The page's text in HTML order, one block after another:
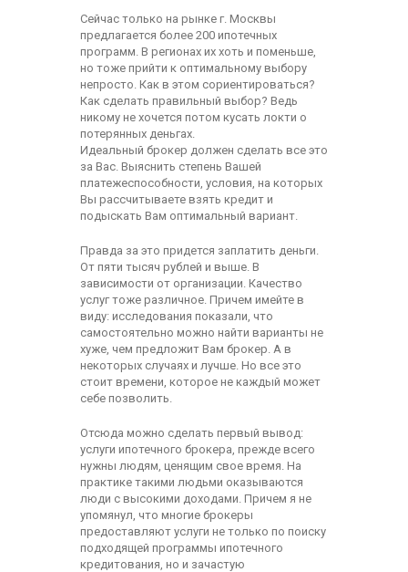
Сейчас только на рынке г. Москвы
предлагается более 200 ипотечных
программ. В регионах их хоть и поменьше,
но тоже прийти к оптимальному выбору
непросто. Как в этом сориентироваться?
Как сделать правильный выбор? Ведь
никому не хочется потом кусать локти о
потерянных деньгах.
Идеальный брокер должен сделать все это
за Вас. Выяснить степень Вашей
платежеспособности, условия, на которых
Вы рассчитываете взять кредит и
подыскать Вам оптимальный вариант.
Правда за это придется заплатить деньги.
От пяти тысяч рублей и выше. В
зависимости от организации. Качество
услуг тоже различное. Причем имейте в
виду: исследования показали, что
самостоятельно можно найти варианты не
хуже, чем предложит Вам брокер. А в
некоторых случаях и лучше. Но все это
стоит времени, которое не каждый может
себе позволить.
Отсюда можно сделать первый вывод:
услуги ипотечного брокера, прежде всего
нужны людям, ценящим свое время. На
практике такими людьми оказываются
люди с высокими доходами. Причем я не
упомянул, что многие брокеры
предоставляют услуги не только по поиску
подходящей программы ипотечного
кредитования, но и зачастую